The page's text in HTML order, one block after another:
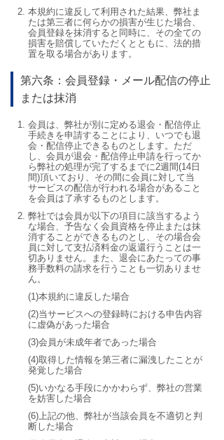
本規約に違反して利用された結果、弊社ま
たは第三者に何らかの損害が生じた場合、
会員登録を抹消すると同時に、その全ての
損害を賠償していただくとともに、法的措
置を取る場合があります。
第六条：会員登録・メール配信の停止
または抹消
会員は、弊社が別に定める退会・配信停止
手続きを申請することにより、いつでも退
会・配信停止できるものとします。ただ
し、会員が退会・配信停止申請を行ってか
ら弊社の処理が完了するまでに2週間(14日
間)頂いており、その間に会員に対して当
サービスの配信が行われる場合があること
を会員は了承するものとします。
弊社では会員が以下の項目に該当するよう
な場合、予告なく会員資格を停止または抹
消することができるものとし、その場合会
員に対して支払済料金の返還行うことは一
切ありません。また、退会にあたっての事
務手数料の請求を行うことも一切ありませ
ん。
(1)本規約に違反した場合
(2)当サービスへの登録時における申告内容
に虚偽があった場合
(3)会員が未成年者であった場合
(4)取得した情報を第三者に漏洩したことが
発覚した場合
(5)いかなる手段にかかわらず、弊社の営業
を妨害した場合
(6)上記の他、弊社が当該会員を不適切と判
断した場合